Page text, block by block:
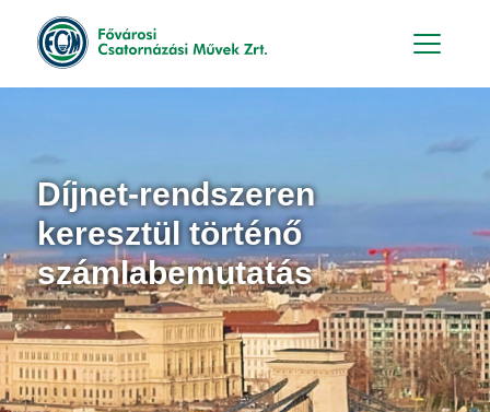
Díjnet-rendszeren
keresztül történő
számlabemutatás